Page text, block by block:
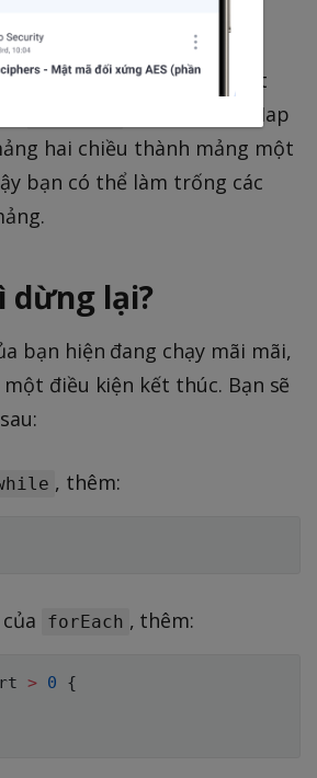
digit
thành chữ số tiếp
muốn kiểm tra và cập nhật
. Sử dụng flatMap
hai chiều thành mảng một
bạn có thể làm trống các
dừng lại?
bạn hiện đang chạy mãi mãi,
một điều kiện kết thúc. Bạn sẽ
, thêm:
forEach , thêm:
> 0
{